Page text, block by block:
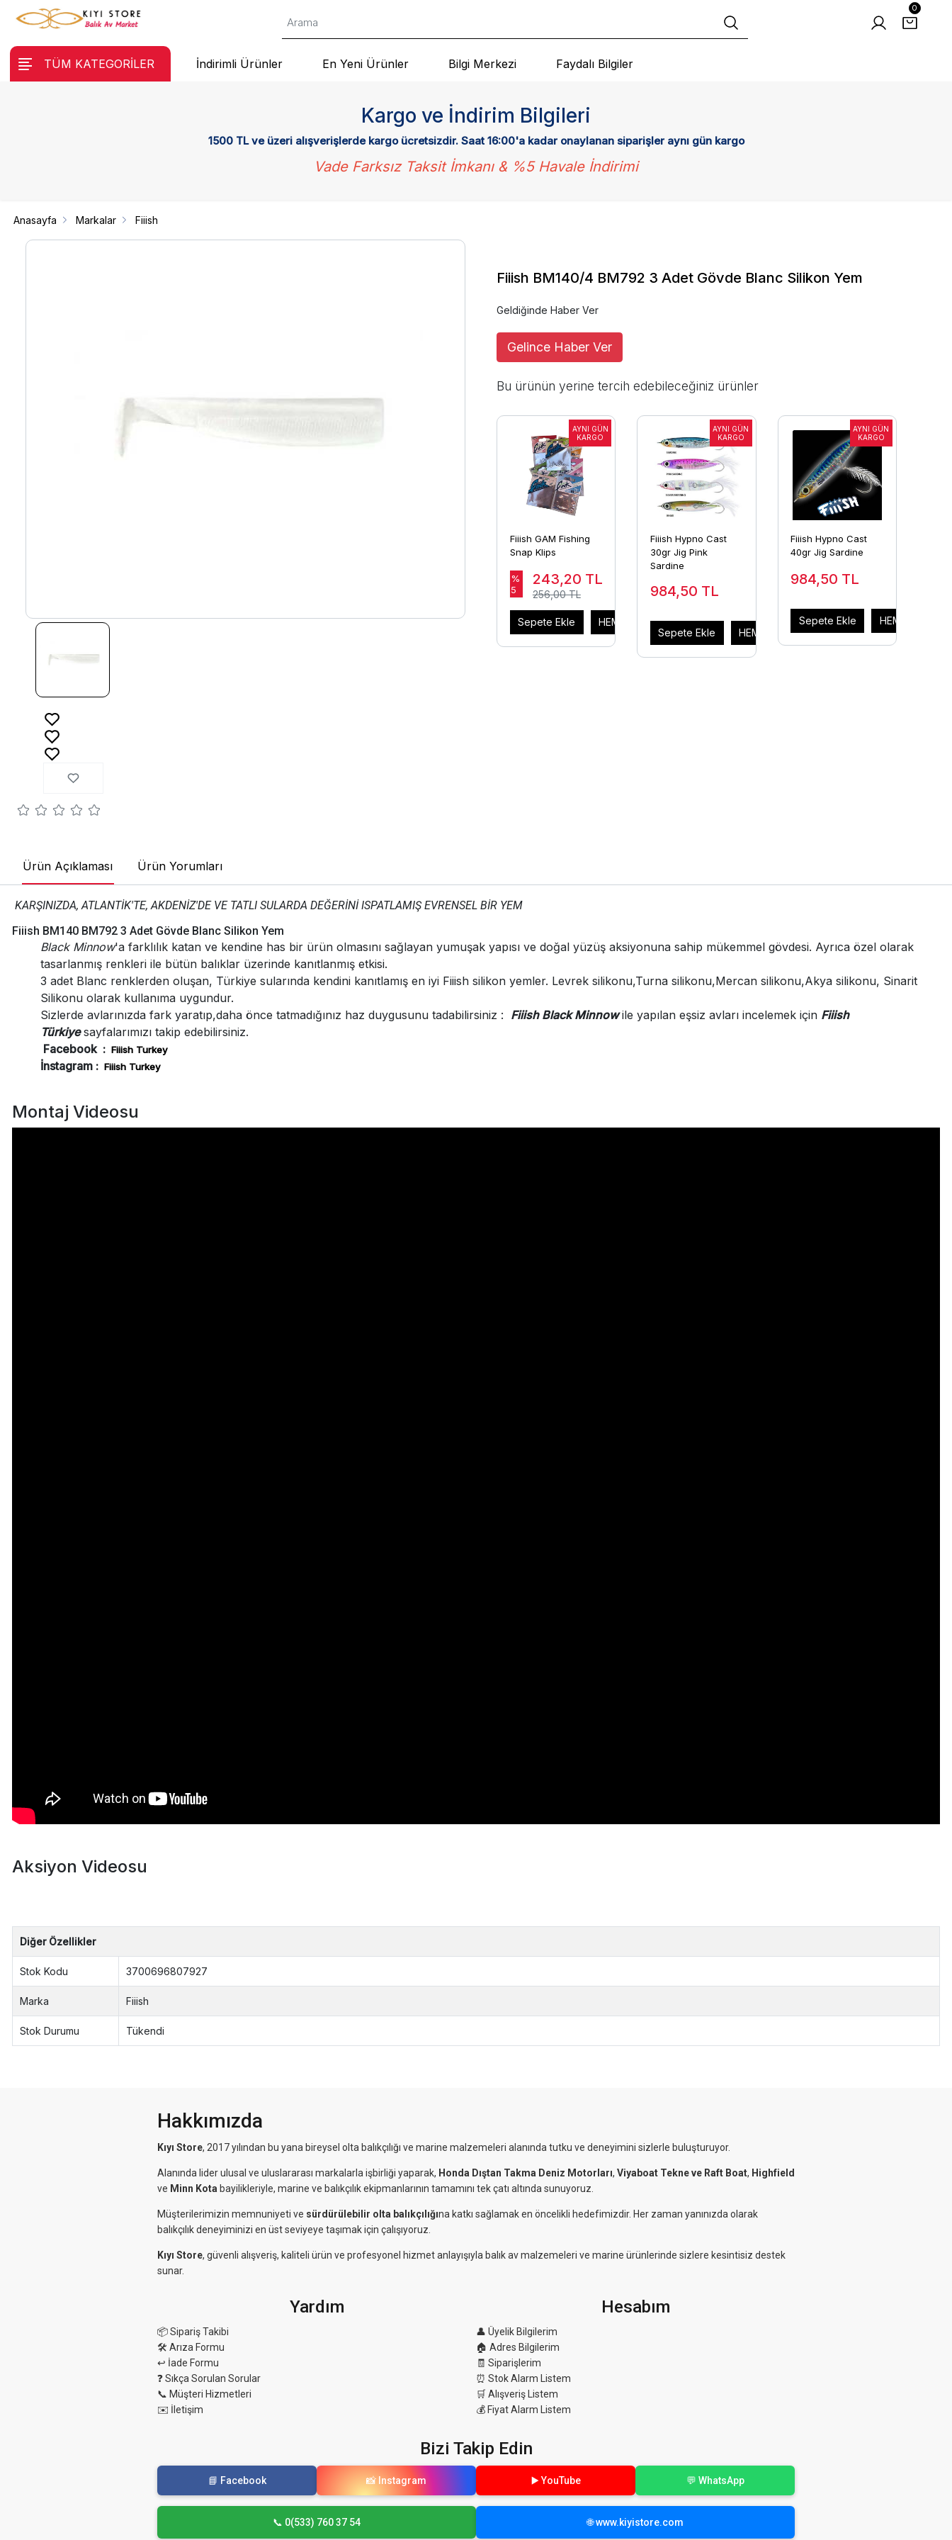
0
TÜM KATEGORİLER İndirimli Ürünler En Yeni Ürünler Bilgi Merkezi Faydalı Bilgiler
Kargo ve İndirim Bilgileri
1500 TL ve üzeri alışverişlerde kargo ücretsizdir. Saat 16:00'a kadar onaylanan siparişler aynı gün kargo
Vade Farksız Taksit İmkanı & %5 Havale İndirimi
Anasayfa Markalar Fiiish
Fiiish BM140/4 BM792 3 Adet Gövde Blanc Silikon Yem
Geldiğinde Haber Ver
Gelince Haber Ver
Bu ürünün yerine tercih edebileceğiniz ürünler
Fiiish GAM Fishing
Snap Klips
%
5
243,20 TL
256,00 TL
Sepete Ekle HEMEN AL
Fiiish Hypno Cast
30gr Jig Pink
Sardine
984,50 TL
Sepete Ekle HEMEN AL
Fiiish Hypno Cast
40gr Jig Sardine
984,50 TL
Sepete Ekle HEMEN AL
Ürün Açıklaması Ürün Yorumları
KARŞINIZDA, ATLANTİK'TE, AKDENİZ'DE VE TATLI SULARDA DEĞERİNİ ISPATLAMIŞ EVRENSEL BİR YEM
Fiiish BM140 BM792 3 Adet Gövde Blanc Silikon Yem
Black Minnow'a farklılık katan ve kendine has bir ürün olmasını sağlayan yumuşak yapısı ve doğal yüzüş aksiyonuna sahip mükemmel gövdesi. Ayrıca özel olarak
tasarlanmış renkleri ile bütün balıklar üzerinde kanıtlanmış etkisi.
3 adet Blanc renklerden oluşan, Türkiye sularında kendini kanıtlamış en iyi Fiiish silikon yemler. Levrek silikonu,Turna silikonu,Mercan silikonu,Akya silikonu, Sinarit
Silikonu olarak kullanıma uygundur.
Sizlerde avlarınızda fark yaratıp,daha önce tatmadığınız haz duygusunu tadabilirsiniz : Fiiish Black Minnowile yapılan eşsiz avları incelemek için Fiiish
Türkiyesayfalarımızı takip edebilirsiniz.
Facebook : Fiiish Turkey
İnstagram : Fiiish Turkey
Montaj Videosu
Aksiyon Videosu
Diğer Özellikler
Stok Kodu 3700696807927
Marka Fiiish
Stok Durumu Tükendi
Hakkımızda
Kıyı Store, 2017 yılından bu yana bireysel olta balıkçılığı ve marine malzemeleri alanında tutku ve deneyimini sizlerle buluşturuyor.
Alanında lider ulusal ve uluslararası markalarla işbirliği yaparak, Honda Dıştan Takma Deniz Motorları, Viyaboat Tekne ve Raft Boat, Highfield
ve Minn Kota bayilikleriyle, marine ve balıkçılık ekipmanlarının tamamını tek çatı altında sunuyoruz.
Müşterilerimizin memnuniyeti ve sürdürülebilir olta balıkçılığına katkı sağlamak en öncelikli hedefimizdir. Her zaman yanınızda olarak
balıkçılık deneyiminizi en üst seviyeye taşımak için çalışıyoruz.
Kıyı Store, güvenli alışveriş, kaliteli ürün ve profesyonel hizmet anlayışıyla balık av malzemeleri ve marine ürünlerinde sizlere kesintisiz destek
sunar.
Yardım
📦 Sipariş Takibi
🛠 Arıza Formu
↩️ İade Formu
❓ Sıkça Sorulan Sorular
📞 Müşteri Hizmetleri
✉️ İletişim
Hesabım
👤 Üyelik Bilgilerim
🏠 Adres Bilgilerim
🧾 Siparişlerim
⏰ Stok Alarm Listem
🛒 Alışveriş Listem
💰 Fiyat Alarm Listem
Bizi Takip Edin
📘 Facebook 📸 Instagram ▶️ YouTube 💬 WhatsApp
📞 0(533) 760 37 54 🌐 www.kiyistore.com